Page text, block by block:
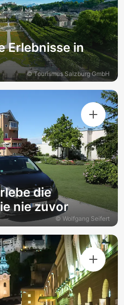
© Tourismus Salzburg GmbH
Erlebnisse in
© Wolfgang Seifert
die
nie zuvor